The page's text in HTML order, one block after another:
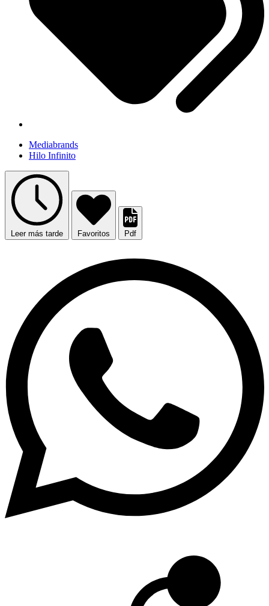
Mediabrands
Hilo Infinito
Leer más tarde Favoritos Pdf